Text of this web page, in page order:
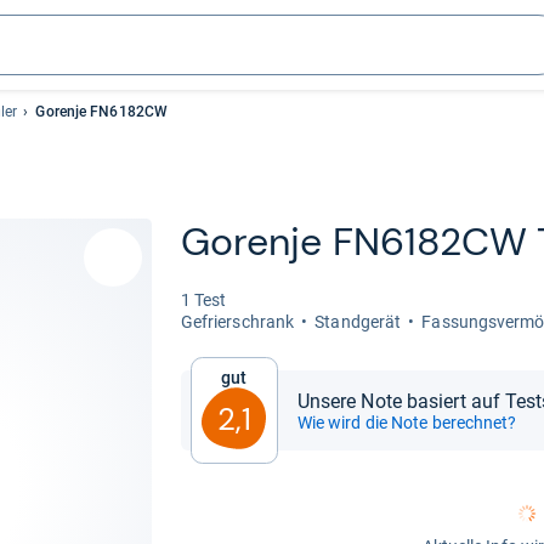
Gorenje FN6182CW
Gorenje FN6182CW
1 Test
Gefrier­schrank
Stand­ge­rät
Gut
2,1 Unsere Note basiert auf
Wie wird die Note berechnet?